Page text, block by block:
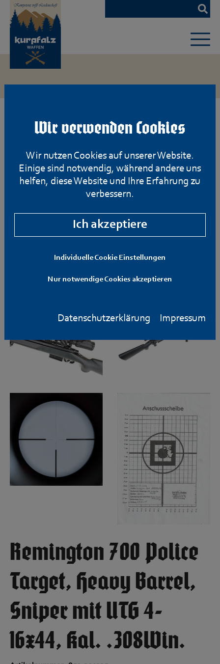
Wir verwenden Cookies
Wir nutzen Cookies auf unserer Website.
Einige sind notwendig, während andere uns
helfen, diese Website und Ihre Erfahrung zu
verbessern.
Ich akzeptiere
Individuelle Cookie Einstellungen
Nur notwendige Cookies akzeptieren
Datenschutzerklärung Impressum
Zum
Hauptinhalt
springen
Remington 700 Police
Target, Heavy Barrel,
Sniper mit UTG 4-
16x44, Kal. .308Win.